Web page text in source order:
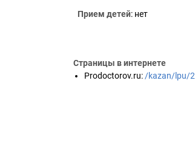
Прием детей: нет
Страницы в интернете
Prodoctorov.ru: /kazan/lpu/